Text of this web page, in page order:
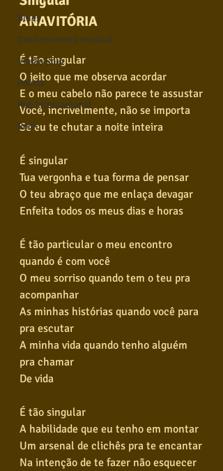
Blues
Conhecimento musical
Violão Solo
Poesia
Pop Internacional
Rock
ANAVITÓRIA
É tão singular
O jeito que me observa acordar
E o meu cabelo não parece te assustar
Você, incrivelmente, não se importa
Se eu te chutar a noite inteira
É singular
Tua vergonha e tua forma de pensar
O teu abraço que me enlaça devagar
Enfeita todos os meus dias e horas
É tão particular o meu encontro
quando é com você
O meu sorriso quando tem o teu pra
acompanhar
As minhas histórias quando você para
pra escutar
A minha vida quando tenho alguém
pra chamar
De vida
É tão singular
A habilidade que eu tenho em montar
Um arsenal de clichês pra te encantar
Na intenção de te fazer não esquecer